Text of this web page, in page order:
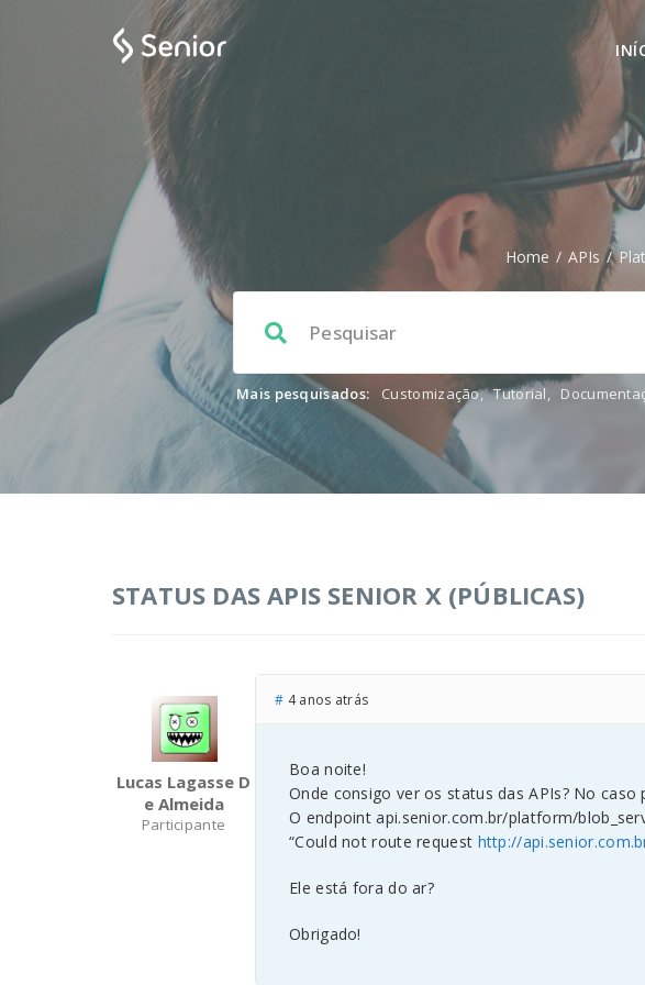
Home / APIs /
Mais pesquisados: Customização, Tutorial,
STATUS DAS APIS SENIOR X (PÚBLICAS)
Lucas Lagasse D
E Almeida
Participante
# 4 anos atrás
Boa noite!
Onde consigo ver os status das APIs? No caso
O endpoint api.senior.com.br/platform/
“Could not route request http://
Ele está fora do ar?
Obrigado!